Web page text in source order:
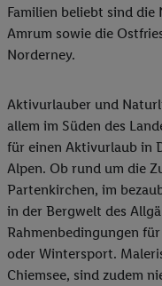
Familien beliebt sind
Amrum sowie die
Norderney.
Aktivurlauber und
allem im Süden des
für einen Aktivurlaub in
Alpen. Ob rund um die
Partenkirchen, im
in der Bergwelt des
Rahmenbedingungen
oder Wintersport.
Chiemsee, sind zudem